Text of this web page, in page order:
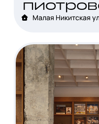
Малая Никитская